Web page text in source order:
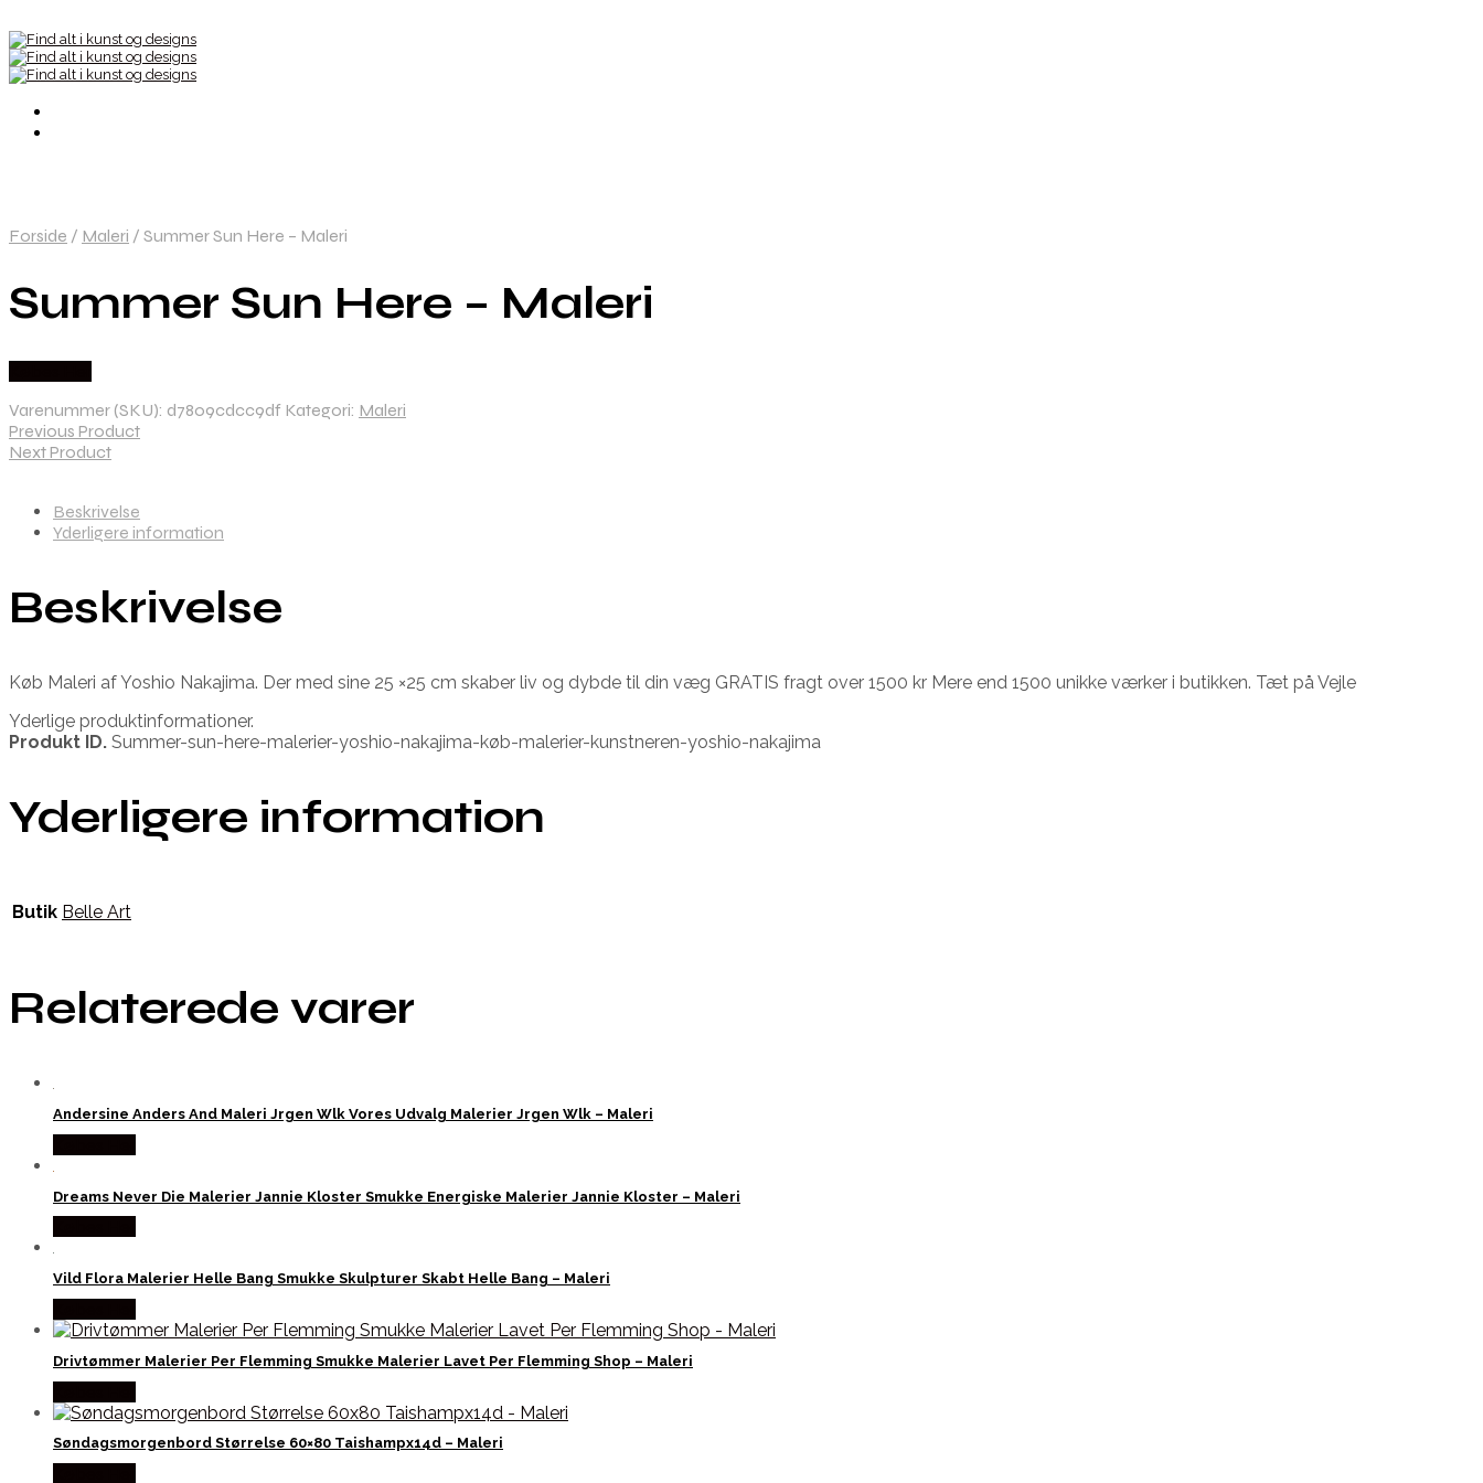
Forside / Maleri / Summer Sun Here – Maleri
Summer Sun Here – Maleri
Varenummer (SKU): d7809cdcc9df Kategori: Maleri
Previous Product
Next Product
Beskrivelse
Yderligere information
Beskrivelse
Køb Maleri af Yoshio Nakajima. Der med sine 25 ×25 cm skaber liv og dybde til din væg GRATIS fragt over 1500 kr Mere end 1500 unikke værker i butikken. Tæt på Vejle
Yderlige produktinformationer.
Produkt ID. Summer-sun-here-malerier-yoshio-nakajima-køb-malerier-kunstneren-yoshio-nakajima
Yderligere information
Butik Belle Art
Relaterede varer
Andersine Anders And Maleri Jrgen Wlk Vores Udvalg Malerier Jrgen Wlk – Maleri
Dreams Never Die Malerier Jannie Kloster Smukke Energiske Malerier Jannie Kloster – Maleri
Vild Flora Malerier Helle Bang Smukke Skulpturer Skabt Helle Bang – Maleri
Drivtømmer Malerier Per Flemming Smukke Malerier Lavet Per Flemming Shop – Maleri
Søndagsmorgenbord Størrelse 60×80 Taishampx14d – Maleri